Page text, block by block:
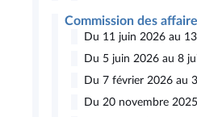
Commission des
Du 11 juin 2026 au
Du 5 juin 2026 au 8
Du 7 février 2026 au
Du 20 novembre